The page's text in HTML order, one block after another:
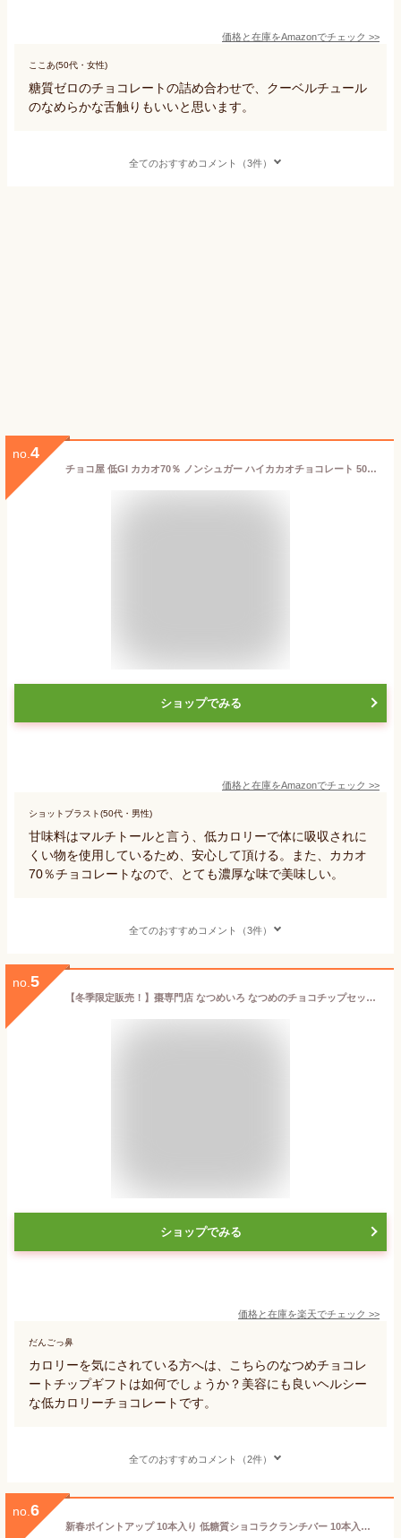
価格と在庫をAmazonでチェック >>
ここあ(50代・女性)
糖質ゼロのチョコレートの詰め合わせで、クーベルチュール
のなめらかな舌触りもいいと思います。
全てのおすすめコメント（3件）
no. 4
チョコ屋 低GI カカオ70％ ノンシュガー ハイカカオチョコレート 50枚 (500g）×1箱 個包装 大容量 クーベルチュール 砂糖不使用 糖類ゼロ 植物油脂不使用 非アルカリ処理
ショップでみる
価格と在庫をAmazonでチェック >>
ショットブラスト(50代・男性)
甘味料はマルチトールと言う、低カロリーで体に吸収されに
くい物を使用しているため、安心して頂ける。また、カカオ
70％チョコレートなので、とても濃厚な味で美味しい。
全てのおすすめコメント（3件）
no. 5
【冬季限定販売！】棗専門店 なつめいろ なつめのチョコチップセット フルーツチョコレート チョコレート 韓国産 なつめチップ 美容 健康 ヘルシー 低カロリー ナツメ ポリフェノール おやつ ダイエット プレゼント お試し ギフト ホワイトデー 3,000円以下
ショップでみる
価格と在庫を楽天でチェック >>
だんごっ鼻
カロリーを気にされている方へは、こちらのなつめチョコレ
ートチップギフトは如何でしょうか？美容にも良いヘルシー
な低カロリーチョコレートです。
全てのおすすめコメント（2件）
no. 6
新春ポイントアップ 10本入り 低糖質ショコラクランチバー 10本入り 宅急便 | ロカボ 低糖質食品 低糖質スイーツ 糖質制限 低糖質 糖質オフ チョコ ヘルシー ギフト 人気 お菓子 ダイエット 食物繊維 バレンタイン 現在：宅急便 夏季：クール便(冷蔵) ※冷蔵便・冷凍便同梱可